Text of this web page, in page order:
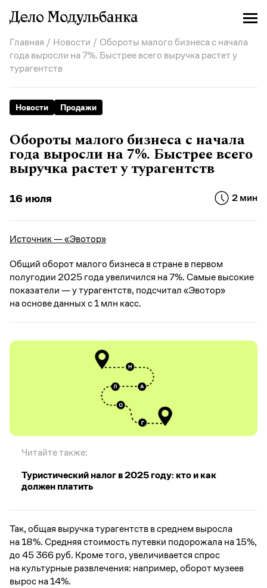
Главная / Новости / Обороты малого бизнеса с начала
года выросли на 7%. Быстрее всего выручка растет у
турагентств
Новости Продажи
Обороты малого бизнеса с начала
года выросли на 7%. Быстрее всего
выручка растет у турагентств
16 июля 2 мин
Источник — «Эвотор»
Общий оборот малого бизнеса в стране в первом
полугодии 2025 года увеличился на 7%. Самые высокие
показатели — у турагентств, подсчитал «Эвотор»
на основе данных с 1 млн касс.
Читайте также:
Туристический налог в 2025 году: кто и как
должен платить
Так, общая выручка турагентств в среднем выросла
на 18%. Средняя стоимость путевки подорожала на 15%,
до 45 366 руб. Кроме того, увеличивается спрос
на культурные развлечения: например, оборот музеев
вырос на 14%.